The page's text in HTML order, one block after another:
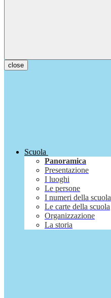
close
Scuola
Panoramica
Presentazione
I luoghi
Le persone
I numeri della scuola
Le carte della scuola
Organizzazione
La storia